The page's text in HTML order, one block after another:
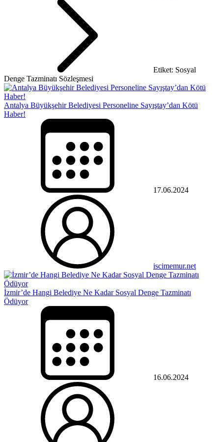
Etiket: Sosyal
Denge Tazminatı Sözleşmesi
Antalya Büyükşehir Belediyesi Personeline Sayıştay’dan Kötü
Haber!
17.06.2024
iscimemur.net
İzmir’de Hangi Belediye Ne Kadar Sosyal Denge Tazminatı
Ödüyor
16.06.2024